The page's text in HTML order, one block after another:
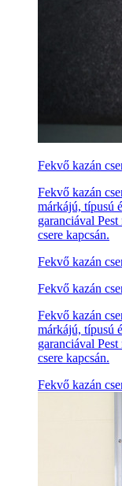
Fekvő kazán
Fekvő kazán
márkájú, típusú
garanciával
csere kapcsán.
Fekvő kazán
Fekvő kazán
Fekvő kazán
márkájú, típusú
garanciával
csere kapcsán.
Fekvő kazán